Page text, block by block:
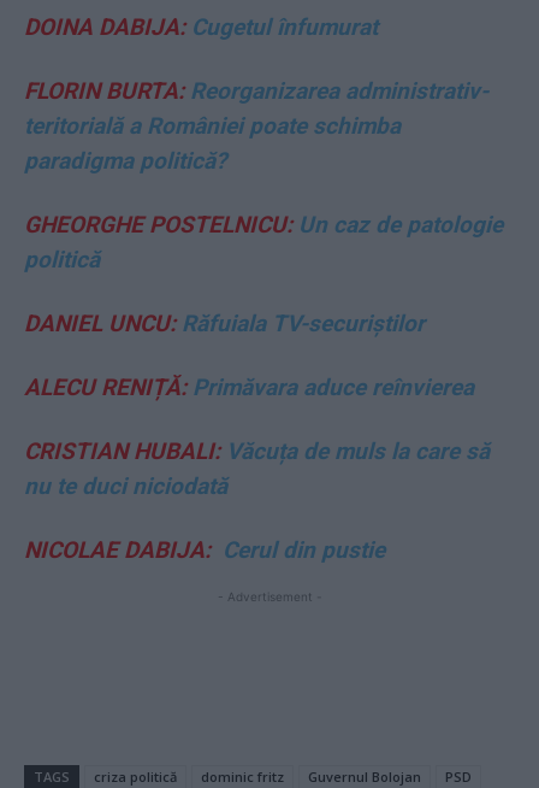
DOINA DABIJA:Cugetul înfumurat
FLORIN BURTA:Reorganizarea administrativ-
teritorială a României poate schimba
paradigma politică?
GHEORGHE POSTELNICU:Un caz de patologie
politică
DANIEL UNCU:Răfuiala TV-securiștilor
ALECU RENIȚĂ:Primăvara aduce reînvierea
CRISTIAN HUBALI:Văcuța de muls la care să
nu te duci niciodată
NICOLAE DABIJA:Cerul din pustie
- Advertisement -
TAGS criza politică dominic fritz Guvernul Bolojan
PSD